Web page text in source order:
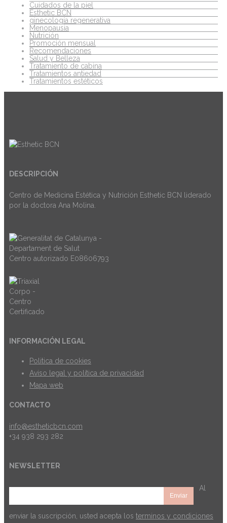
Cuidados de la piel
Esthetic BCN
ginecología regenerativa
Menopausia
Nutrición
Promoción mensual
Recomendaciones
Salud y Belleza
Tratamiento de cabina
Tratamientos antiedad
Tratamientos estéticos
DESCRIPCIÓN
Centro de Medicina Estética y Nutrición Esthetic BCN liderado
por la doctora Ana Molina.
Centro autorizado E08606793
INFORMACIÓN LEGAL
Politica de cookies
Aviso legal y política de privacidad
Mapa web
CONTACTO
info@estheticbcn.com
+34 938 293 282
NEWSLETTER
Al
enviar la suscripción, usted acepta los terminos y condiciones